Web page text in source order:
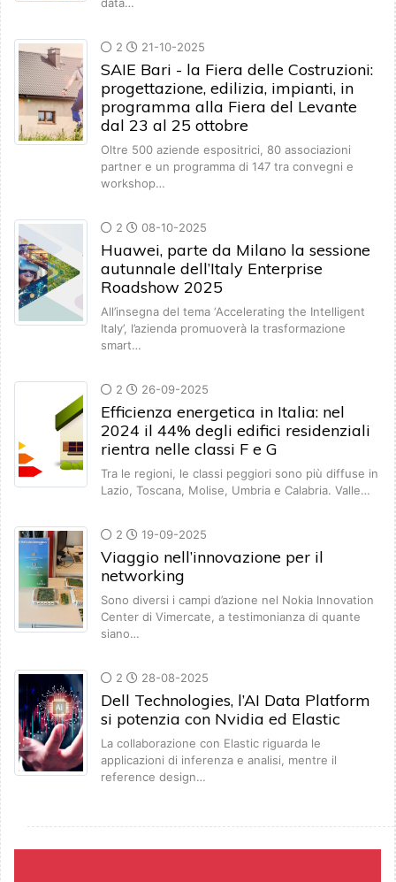
2 21-10-2025
SAIE Bari - la Fiera delle Costruzioni:
progettazione, edilizia, impianti, in
programma alla Fiera del Levante
dal 23 al 25 ottobre
Oltre 500 aziende espositrici, 80 associazioni
partner e un programma di 147 tra convegni e
workshop…
2 08-10-2025
Huawei, parte da Milano la sessione
autunnale dell’Italy Enterprise
Roadshow 2025
All’insegna del tema ‘Accelerating the Intelligent
Italy’, l’azienda promuoverà la trasformazione
smart…
2 26-09-2025
Efficienza energetica in Italia: nel
2024 il 44% degli edifici residenziali
rientra nelle classi F e G
Tra le regioni, le classi peggiori sono più diffuse in
Lazio, Toscana, Molise, Umbria e Calabria. Valle…
2 19-09-2025
Viaggio nell’innovazione per il
networking
Sono diversi i campi d’azione nel Nokia Innovation
Center di Vimercate, a testimonianza di quante
siano…
2 28-08-2025
Dell Technologies, l’AI Data Platform
si potenzia con Nvidia ed Elastic
La collaborazione con Elastic riguarda le
applicazioni di inferenza e analisi, mentre il
reference design…